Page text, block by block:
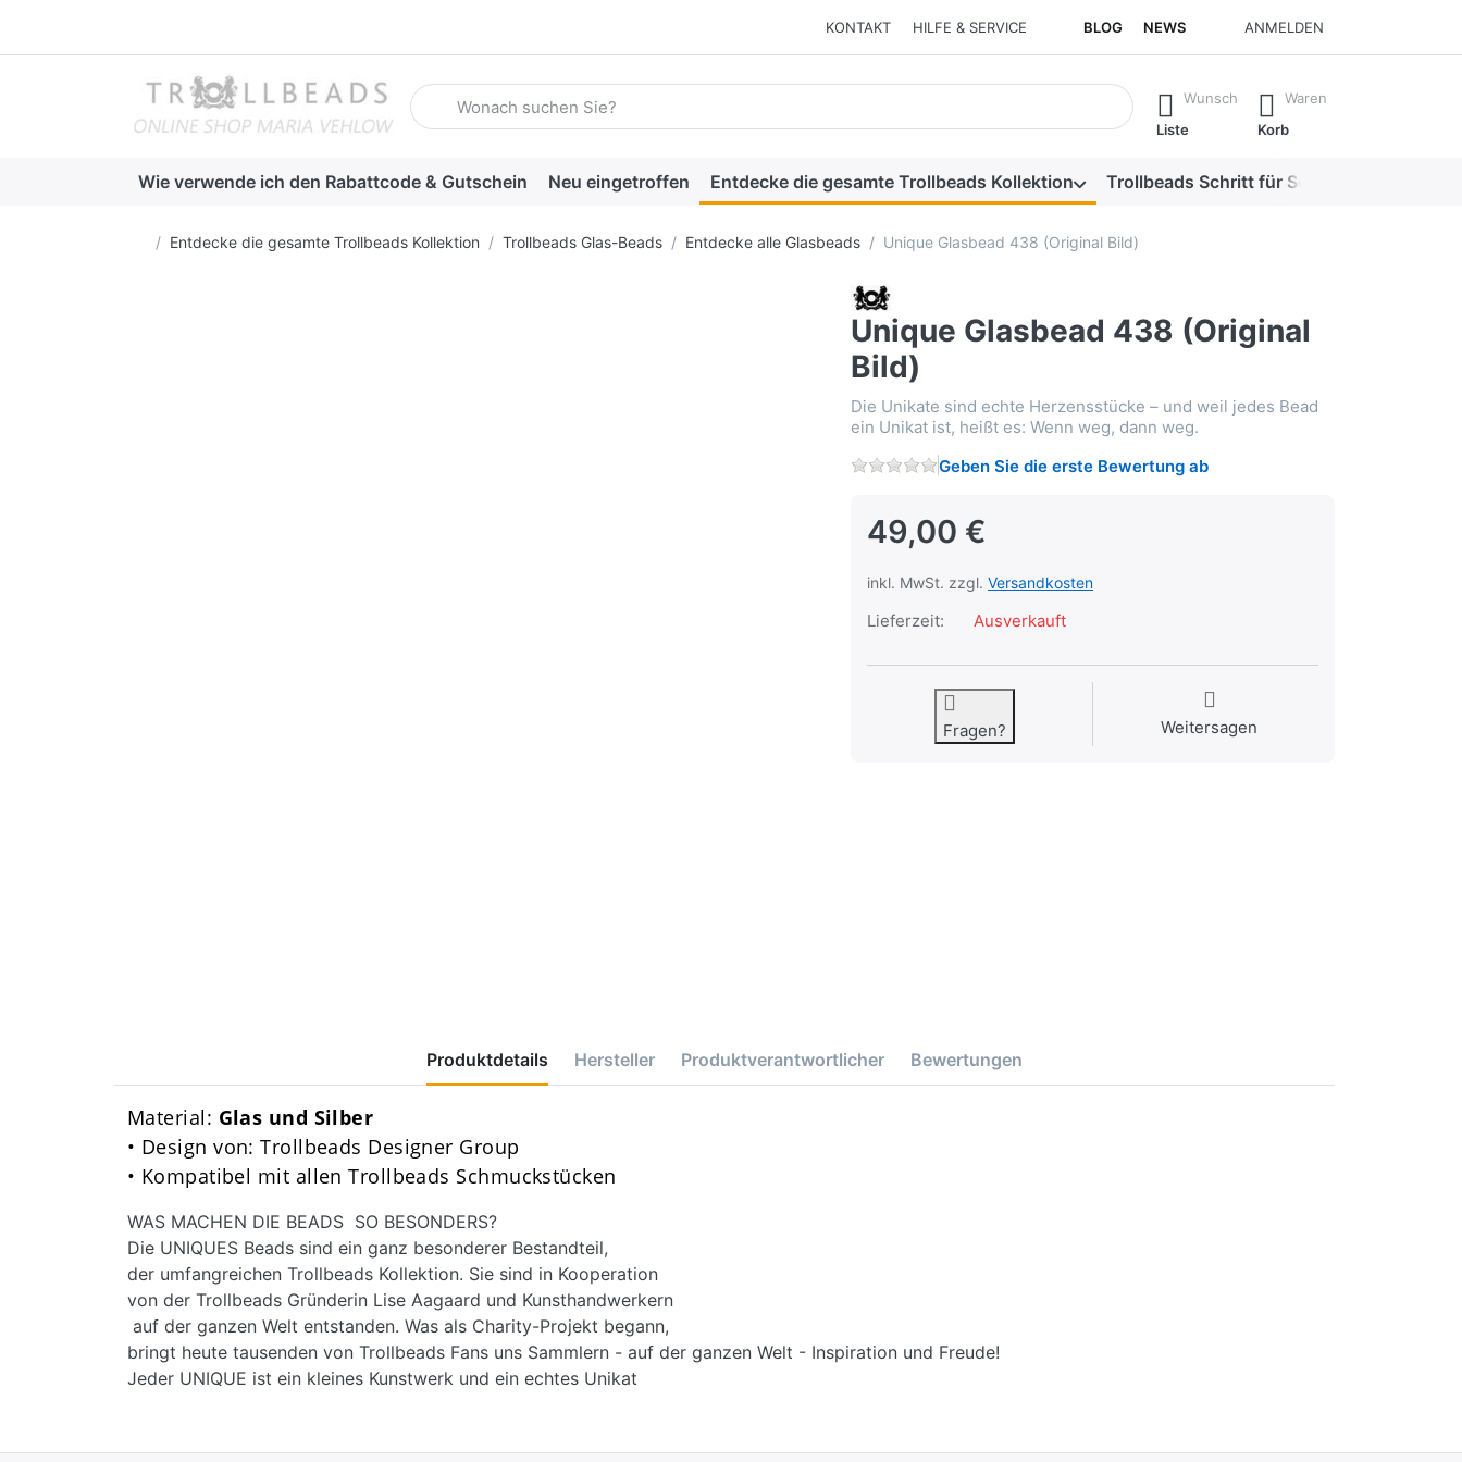
KONTAKT HILFE & SERVICE BLOG NEWS ANMELDEN
Geben Sie einen Suchbegriff ein. Während Sie tippen, erscheinen automatisch erste Ergebnisse. Drücken Sie die Eingabetaste, um alle
Wunsch
Liste
Waren
Korb
Wie verwende ich den Rabattcode & Gutschein Neu eingetroffen Entdecke die gesamte Trollbeads Kollektion Trollbeads Schritt für Schritt
Startseite
Entdecke die gesamte Trollbeads Kollektion Trollbeads Glas-Beads Entdecke alle Glasbeads Unique Glasbead 438 (Original Bild)
Unique Glasbead 438 (Original
Bild)
Die Unikate sind echte Herzensstücke – und weil jedes Bead
ein Unikat ist, heißt es: Wenn weg, dann weg.
Geben Sie die erste Bewertung ab
49,00 €
inkl. MwSt. zzgl. Versandkosten
Lieferzeit: Ausverkauft
Fragen? Weitersagen
Produktdetails Hersteller Produktverantwortlicher Bewertungen
Material: Glas und Silber
• Design von: Trollbeads Designer Group
• Kompatibel mit allen Trollbeads Schmuckstücken
WAS MACHEN DIE BEADS SO BESONDERS?
Die UNIQUES Beads sind ein ganz besonderer Bestandteil,
der umfangreichen Trollbeads Kollektion. Sie sind in Kooperation
von der Trollbeads Gründerin Lise Aagaard und Kunsthandwerkern
auf der ganzen Welt entstanden. Was als Charity-Projekt begann,
bringt heute tausenden von Trollbeads Fans uns Sammlern - auf der ganzen Welt - Inspiration und Freude!
Jeder UNIQUE ist ein kleines Kunstwerk und ein echtes Unikat